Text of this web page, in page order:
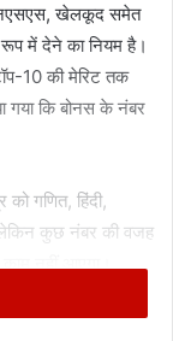
एनएसएस, खेलकूद समेत
में देने का नियम है।
10 की मेरिट तक
गया कि बोनस के नंबर
गणित, हिंदी,
लेकिन कुछ नंबर की वजह
नंबर जुड़ जाएंगे।